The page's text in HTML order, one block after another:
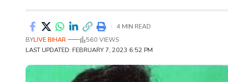
LAST UPDATED: FEBRUARY 7, 2023 6:52 PM
BYLIVE BIHAR 560 VIEWS
4 MIN READ